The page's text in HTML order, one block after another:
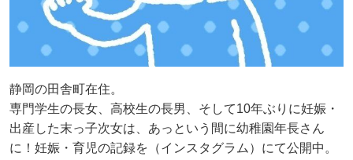
静岡の田舎町在住。
専門学生の長女、高校生の長男、そして10年ぶりに妊娠・
出産した末っ子次女は、あっという間に幼稚園年長さん
に！妊娠・育児の記録を（インスタグラム）にて公開中。